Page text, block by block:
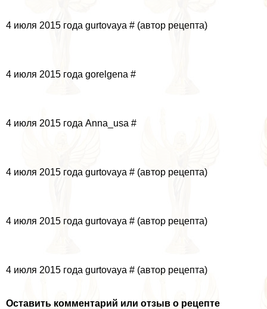
4 июля 2015 года gurtovaya # (автор рецепта)
4 июля 2015 года gorelgena #
4 июля 2015 года Anna_usa #
4 июля 2015 года gurtovaya # (автор рецепта)
4 июля 2015 года gurtovaya # (автор рецепта)
4 июля 2015 года gurtovaya # (автор рецепта)
Оставить комментарий или отзыв о рецепте